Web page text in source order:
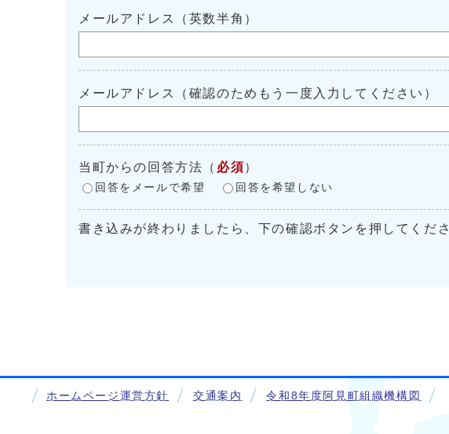
メールアドレス（英数半角）
メールアドレス（確認のためもう一度入力してください）
当町からの回答方法 （ 必須）
回答をメールで希望 回答を希望しない
書き込みが終わりましたら、下の確認ボタンを押してくださ
ホームページ運営方針 交通案内 令和8年度阿見町組織機構図